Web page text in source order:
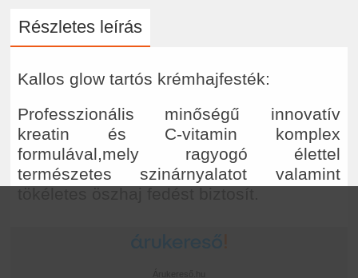
Részletes leírás
Kallos glow tartós krémhajfesték:
Professzionális minőségű innovatív
kreatin és C-vitamin komplex
formulával,mely ragyogó élettel
természetes szinárnyalatot valamint